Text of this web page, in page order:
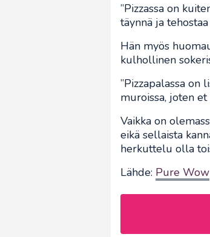
”Pizzassa on
täynnä ja
Hän myös
kulhollinen
”Pizzapalassa on
muroissa, joten et
Vaikka on
eikä sellaista
herkuttelu olla
Lähde: Pure Wow